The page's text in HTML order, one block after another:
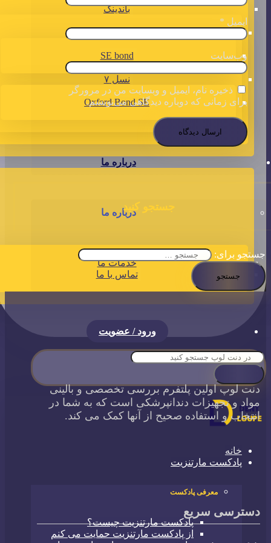
باندینگ
SE bond
نسل ۷
Oxford Bond SE
درباره ما
درباره ما
خدمات ما
تماس با ما
ورود / عضویت
خانه
پادکست مارتنزیت
معرفی پادکست
پادکست مارتنزیت چیست؟
از پادکست مارتنزیت حمایت می کنم
ایمیل *
وب‌سایت
ذخیره نام، ایمیل و وبسایت من در مرورگر
برای زمانی که دوباره دیدگاهی می‌نویسم.
جستجو کنید
جستجو برای:
دنت لوپ اولین پلتفرم بررسی تخصصی و بالینی
مواد و تجهیزات دندانپرشکی است که به شما در
انتخاب و استفاده صحیح از آنها کمک می کند.
دسترسی سریع